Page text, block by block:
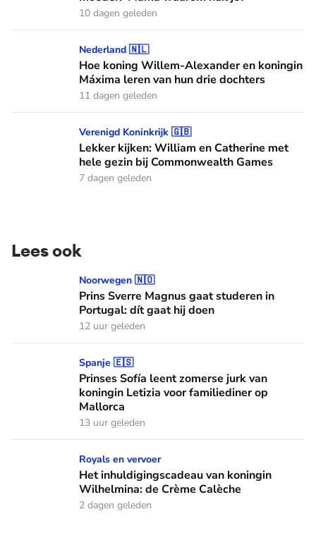
10 dagen geleden
Hoe koning Willem-Alexander en koningin Máxima leren
Nederland 🇳🇱
Hoe koning Willem-Alexander en koningin
Máxima leren van hun drie dochters
11 dagen geleden
Lekker kijken: William en Catherine met hele gezin bij
Verenigd Koninkrijk 🇬🇧
Lekker kijken: William en Catherine met
hele gezin bij Commonwealth Games
7 dagen geleden
Lees ook
Prins Sverre Magnus gaat studeren in Portugal: dít gaat hij
Noorwegen 🇳🇴
Prins Sverre Magnus gaat studeren in
Portugal: dít gaat hij doen
12 uur geleden
Prinses Sofía leent zomerse jurk van koningin Letizia voor
Spanje 🇪🇸
Prinses Sofía leent zomerse jurk van
koningin Letizia voor familiediner op
Mallorca
13 uur geleden
Het inhuldigingscadeau van koningin Wilhelmina: de
Royals en vervoer
Het inhuldigingscadeau van koningin
Wilhelmina: de Crème Calèche
2 dagen geleden